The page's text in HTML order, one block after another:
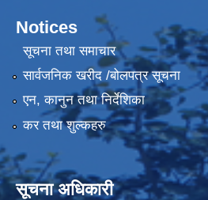
Notices
सूचना तथा समाचार
सार्वजनिक खरीद /बोलपत्र सूचना
एन, कानुन तथा निर्देशिका
कर तथा शुल्कहरु
सूचना अधिकारी